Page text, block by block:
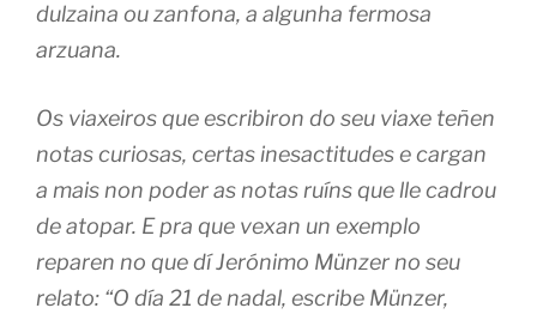
dulzaina ou zanfona, a algunha fermosa
arzuana.
Os viaxeiros que escribiron do seu viaxe teñen
notas curiosas, certas inesactitudes e cargan
a mais non poder as notas ruíns que lle cadrou
de atopar. E pra que vexan un exemplo
reparen no que dí Jerónimo Münzer no seu
relato: “O día 21 de nadal, escribe Münzer,